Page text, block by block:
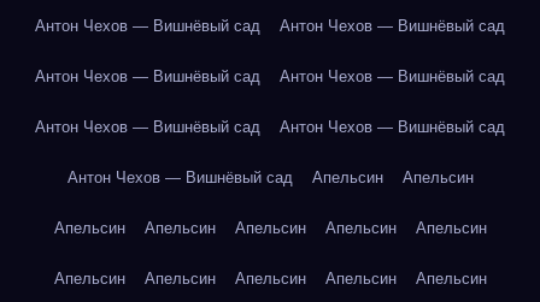
Антон Чехов — Вишнёвый сад Антон Чехов — Вишнёвый сад
Антон Чехов — Вишнёвый сад Антон Чехов — Вишнёвый сад
Антон Чехов — Вишнёвый сад Антон Чехов — Вишнёвый сад
Антон Чехов — Вишнёвый сад Апельсин Апельсин
Апельсин Апельсин Апельсин Апельсин Апельсин
Апельсин Апельсин Апельсин Апельсин Апельсин